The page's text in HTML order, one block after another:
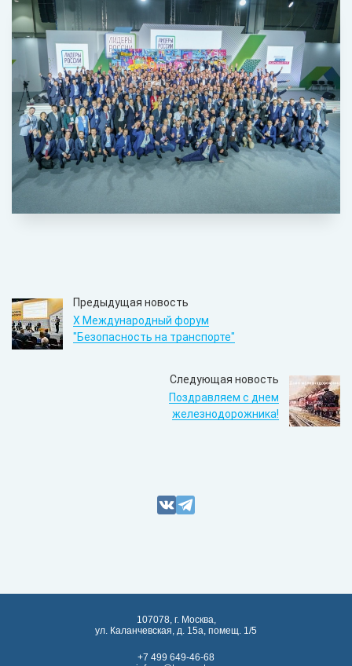
Предыдущая новость
Х Международный форум
"Безопасность на транспорте"
Следующая новость
Поздравляем с днем
железнодорожника!
107078, г. Москва,
ул. Каланчевская, д. 15а, помещ. 1/5
+7 499 649-46-68